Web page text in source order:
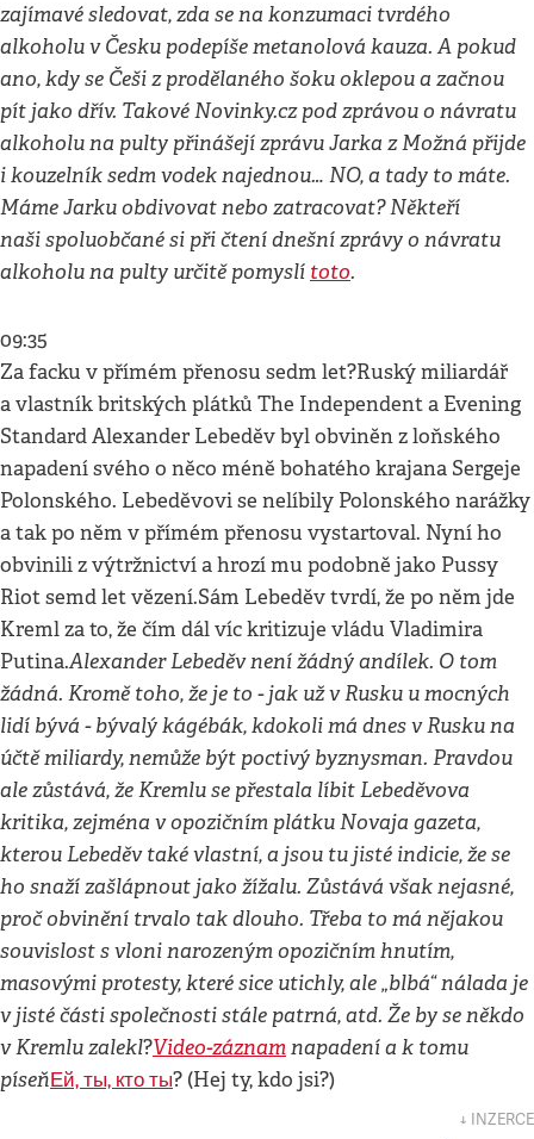
zajímavé sledovat, zda se na konzumaci tvrdého
alkoholu v Česku podepíše metanolová kauza. A pokud
ano, kdy se Češi z prodělaného šoku oklepou a začnou
pít jako dřív. Takové Novinky.cz pod zprávou o návratu
alkoholu na pulty přinášejí zprávu Jarka z Možná přijde
i kouzelník sedm vodek najednou… NO, a tady to máte.
Máme Jarku obdivovat nebo zatracovat?Někteří
naši spoluobčané si při čtení dnešní zprávy o návratu
alkoholu na pulty určitě pomyslí toto.
09:35
Za facku v přímém přenosu sedm let?Ruský miliardář
a vlastník britských plátků The Independent a Evening
Standard Alexander Lebeděv byl obviněn z loňského
napadení svého o něco méně bohatého krajana Sergeje
Polonského. Lebeděvovi se nelíbily Polonského narážky
a tak po něm v přímém přenosu vystartoval. Nyní ho
obvinili z výtržnictví a hrozí mu podobně jako Pussy
Riot semd let vězení.Sám Lebeděv tvrdí, že po něm jde
Kreml za to, že čím dál víc kritizuje vládu Vladimira
Putina.Alexander Lebeděv není žádný andílek. O tom
žádná. Kromě toho, že je to - jak už v Rusku u mocných
lidí bývá - bývalý kágébák, kdokoli má dnes v Rusku na
účtě miliardy, nemůže být poctivý byznysman. Pravdou
ale zůstává, že Kremlu se přestala líbit Lebeděvova
kritika, zejména v opozičním plátku Novaja gazeta,
kterou Lebeděv také vlastní, a jsou tu jisté indicie, že se
ho snaží zašlápnout jako žížalu. Zůstává však nejasné,
proč obvinění trvalo tak dlouho. Třeba to má nějakou
souvislost s vloni narozeným opozičním hnutím,
masovými protesty, které sice utichly, ale „blbá“ nálada je
v jisté části společnosti stále patrná, atd. Že by se někdo
v Kremlu zalekl?Video-záznamnapadení a k tomu
píseňЕй, ты, кто ты? (Hej ty, kdo jsi?)
↓ INZERCE